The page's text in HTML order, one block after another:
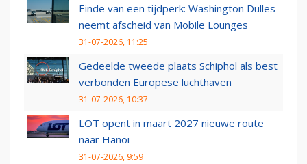
Einde van een tijdperk: Washington Dulles
neemt afscheid van Mobile Lounges
31-07-2026, 11:25
Gedeelde tweede plaats Schiphol als best
verbonden Europese luchthaven
31-07-2026, 10:37
LOT opent in maart 2027 nieuwe route
naar Hanoi
31-07-2026, 9:59